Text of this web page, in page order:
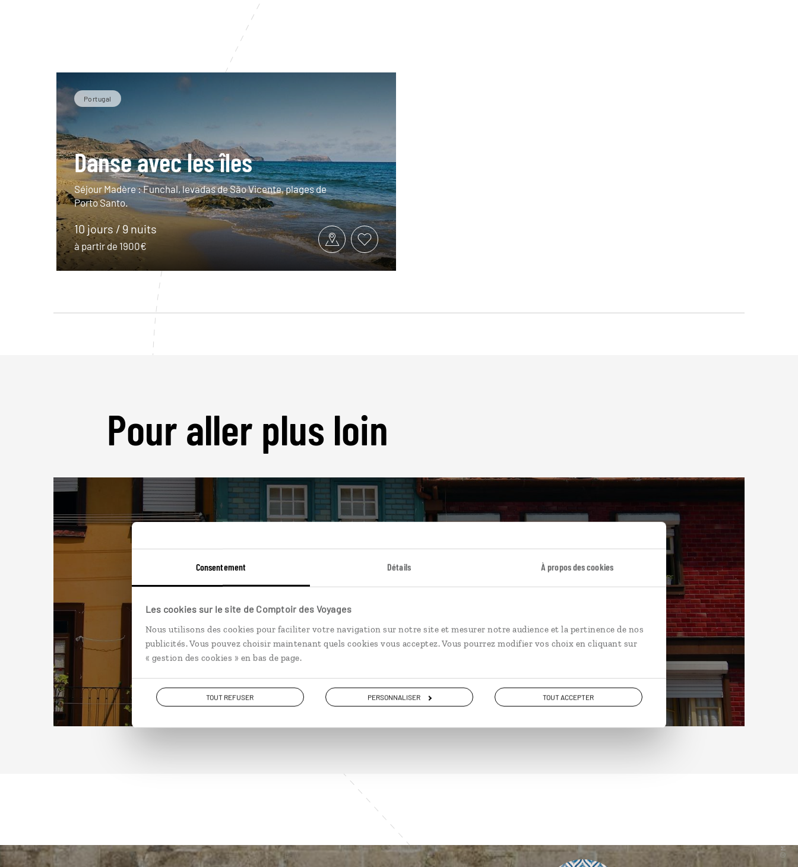
Consentement Détails À propos des cookies
Les cookies sur le site de Comptoir des Voyages
Nous utilisons des cookies pour faciliter votre navigation sur notre site et mesurer notre audience et la pertinence de nos
publicités. Vous pouvez choisir maintenant quels cookies vous acceptez. Vous pourrez modifier vos choix en cliquant sur
« gestion des cookies » en bas de page.
TOUT REFUSER PERSONNALISER TOUT ACCEPTER
Portugal
Danse avec les îles
Séjour Madère : Funchal, levadas de São Vicente, plages de
Porto Santo.
10 jours / 9 nuits
à partir de 1900€
Pour aller plus loin
Portugal